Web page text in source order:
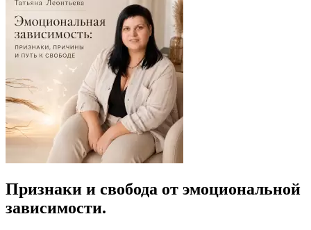
Признаки и свобода от эмоциональной
зависимости.